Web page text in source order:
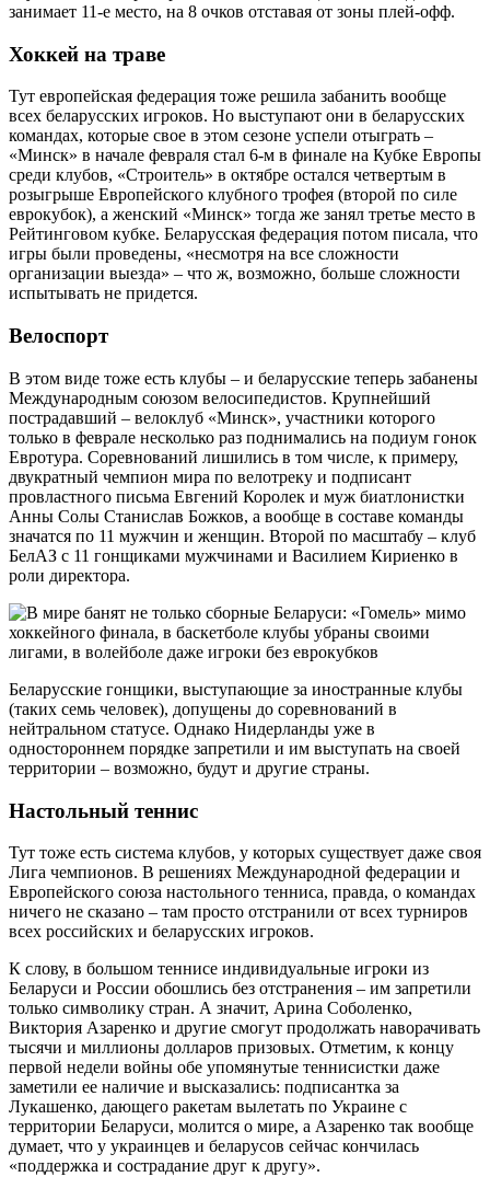
занимает 11-е место, на 8 очков отставая от зоны плей-офф.
Хоккей на траве
Тут европейская федерация тоже решила забанить вообще
всех беларусских игроков. Но выступают они в беларусских
командах, которые свое в этом сезоне успели отыграть –
«Минск» в начале февраля стал 6-м в финале на Кубке Европы
среди клубов, «Строитель» в октябре остался четвертым в
розыгрыше Европейского клубного трофея (второй по силе
еврокубок), а женский «Минск» тогда же занял третье место в
Рейтинговом кубке. Беларусская федерация потом писала, что
игры были проведены, «несмотря на все сложности
организации выезда» – что ж, возможно, больше сложности
испытывать не придется.
Велоспорт
В этом виде тоже есть клубы – и беларусские теперь забанены
Международным союзом велосипедистов. Крупнейший
пострадавший – велоклуб «Минск», участники которого
только в феврале несколько раз поднимались на подиум гонок
Евротура. Соревнований лишились в том числе, к примеру,
двукратный чемпион мира по велотреку и подписант
провластного письма Евгений Королек и муж биатлонистки
Анны Солы Станислав Божков, а вообще в составе команды
значатся по 11 мужчин и женщин. Второй по масштабу – клуб
БелАЗ с 11 гонщиками мужчинами и Василием Кириенко в
роли директора.
Беларусские гонщики, выступающие за иностранные клубы
(таких семь человек), допущены до соревнований в
нейтральном статусе. Однако Нидерланды уже в
одностороннем порядке запретили и им выступать на своей
территории – возможно, будут и другие страны.
Настольный теннис
Тут тоже есть система клубов, у которых существует даже своя
Лига чемпионов. В решениях Международной федерации и
Европейского союза настольного тенниса, правда, о командах
ничего не сказано – там просто отстранили от всех турниров
всех российских и беларусских игроков.
К слову, в большом теннисе индивидуальные игроки из
Беларуси и России обошлись без отстранения – им запретили
только символику стран. А значит, Арина Соболенко,
Виктория Азаренко и другие смогут продолжать наворачивать
тысячи и миллионы долларов призовых. Отметим, к концу
первой недели войны обе упомянутые теннисистки даже
заметили ее наличие и высказались: подписантка за
Лукашенко, дающего ракетам вылетать по Украине с
территории Беларуси, молится о мире, а Азаренко так вообще
думает, что у украинцев и беларусов сейчас кончилась
«поддержка и сострадание друг к другу».